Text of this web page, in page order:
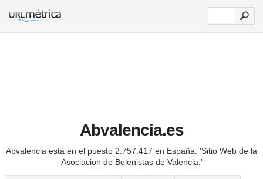
Abvalencia.es
Abvalencia está en el puesto 2.757.417 en España. 'Sitio Web de la
Asociacion de Belenistas de Valencia.'